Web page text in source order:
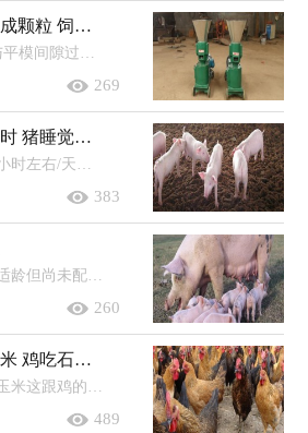
饲料颗粒机为啥压不成颗粒 饲料颗粒机能做燃料颗粒吗
1、机器不出料：压辊与平模间隙过大（调整压紧螺栓），压辊或模盘磨损严重（更换辊或模盘），三角带打滑或老化（张紧或更换三角带），物料含水率过高...
269
猪一般睡觉睡几个小时 猪睡觉打呼噜吗
猪的睡觉时间可达到20小时左右/天，除了进食和排泄，其余时间它们一般都会睡觉。猪是懒惰的生物，养殖期间若不去打扰它们，则猪群会长时...
383
空怀母猪是指达到配种适龄但尚未配种的后备母猪，或指在小猪断奶后直至发情未配上种的哺乳母猪。在养猪生产中，合理饲养空怀母猪，让它...
260
一只鸡一天吃多少玉米 鸡吃石子有什么作用
489